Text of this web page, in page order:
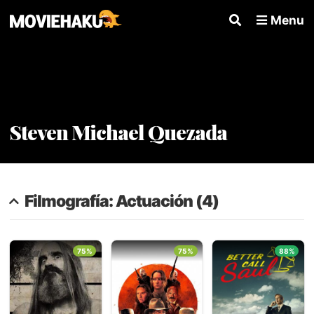
Menu
Steven Michael Quezada
Filmografía: Actuación (4)
75% 75% 88%